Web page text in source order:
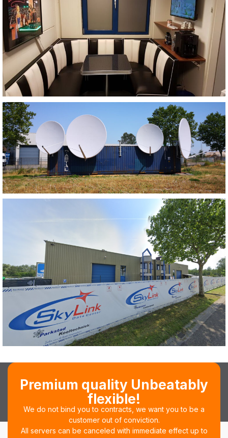
Premium quality Unbeatably
flexible!
We do not bind you to contracts, we want you to be a
customer out of conviction.
All servers can be canceled with immediate effect up to